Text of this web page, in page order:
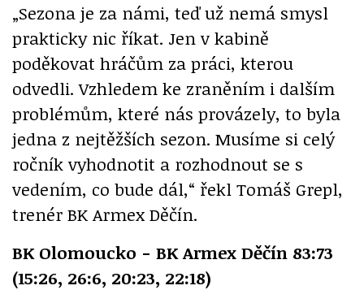
„Sezona je za námi, teď už nemá smysl
prakticky nic říkat. Jen v kabině
poděkovat hráčům za práci, kterou
odvedli. Vzhledem ke zraněním i dalším
problémům, které nás provázely, to byla
jedna z nejtěžších sezon. Musíme si celý
ročník vyhodnotit a rozhodnout se s
vedením, co bude dál,“ řekl Tomáš Grepl,
trenér BK Armex Děčín.
BK Olomoucko - BK Armex Děčín 83:73
(15:26, 26:6, 20:23, 22:18)